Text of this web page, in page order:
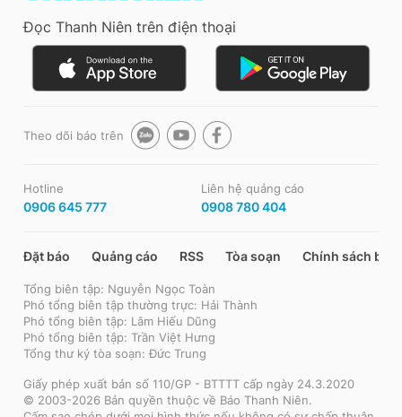
Đọc Thanh Niên trên điện thoại
Theo dõi báo trên
Hotline
0906 645 777
Liên hệ quảng cáo
0908 780 404
Đặt báo Quảng cáo RSS Tòa soạn Chính sách bảo
Tổng biên tập: Nguyễn Ngọc Toàn
Phó tổng biên tập thường trực: Hải Thành
Phó tổng biên tập: Lâm Hiếu Dũng
Phó tổng biên tập: Trần Việt Hưng
Tổng thư ký tòa soạn: Đức Trung
Giấy phép xuất bản số 110/GP - BTTTT cấp ngày 24.3.2020
© 2003-2026 Bản quyền thuộc về Báo Thanh Niên.